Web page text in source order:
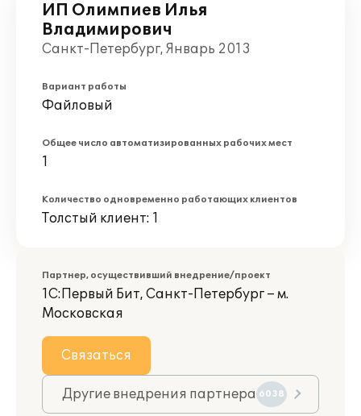
ИП Олимпиев Илья
Владимирович
Санкт-Петербург, Январь 2013
Вариант работы
Файловый
Общее число автоматизированных рабочих мест
1
Количество одновременно работающих клиентов
Толстый клиент: 1
Партнер, осуществивший внедрение/проект
1С:Первый Бит, Санкт-Петербург – м.
Московская
Связаться
Другие внедрения партнера 6038